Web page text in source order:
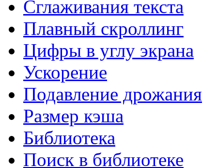
PerformanceTest для Windows
Контроль темпетаруты и скорости вентиляторов.
Сглаживания текста
Плавный скроллинг
Цифры в углу экрана
Ускорение
Подавление дрожания
Размер кэша
Библиотека
Поиск в библиотеке